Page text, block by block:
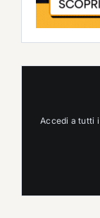
Accedi a tutti